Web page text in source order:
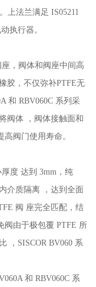
上法兰满足 IS05211
执行器。
，阀体和阀座中间高
胶，不仅弥补PTFE无
和 RBV060C 系列采
阀体 ，阀体接触面和
阀门使用寿命。
度 达到 3mm，纯
介质隔离 ，达到全面
阀 座完全匹配，结
阀由于极包覆 PTFE 所
，SISCOR BV060 系
和 RBV060C 系